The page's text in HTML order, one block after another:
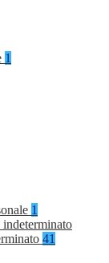
1
1
indeterminato
41